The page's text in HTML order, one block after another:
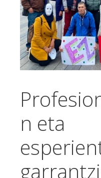
n eta